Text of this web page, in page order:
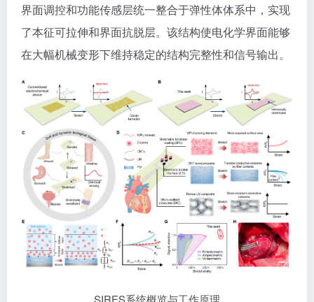
界面调控和功能传感层统一整合于弹性体体系中，实现
了本征可拉伸和界面抗脱层。该结构使电化学界面能够
在大幅机械变形下维持稳定的结构完整性和信号输出。
SIRES系统概览与工作原理